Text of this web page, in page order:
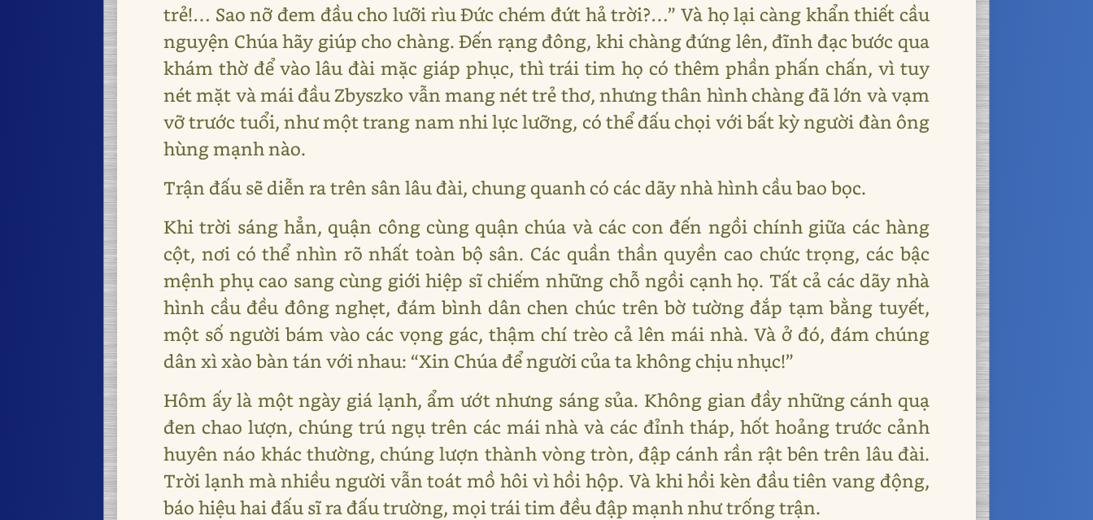
trẻ!… Sao nỡ đem đầu cho lưỡi rìu Đức chém đứt hả trời?…” Và họ lại càng khẩn thiết cầu
nguyện Chúa hãy giúp cho chàng. Đến rạng đông, khi chàng đứng lên, đĩnh đạc bước qua
khám thờ để vào lâu đài mặc giáp phục, thì trái tim họ có thêm phần phấn chấn, vì tuy
nét mặt và mái đầu Zbyszko vẫn mang nét trẻ thơ, nhưng thân hình chàng đã lớn và vạm
vỡ trước tuổi, như một trang nam nhi lực lưỡng, có thể đấu chọi với bất kỳ người đàn ông
hùng mạnh nào.
Trận đấu sẽ diễn ra trên sân lâu đài, chung quanh có các dãy nhà hình cầu bao bọc.
Khi trời sáng hẳn, quận công cùng quận chúa và các con đến ngồi chính giữa các hàng
cột, nơi có thể nhìn rõ nhất toàn bộ sân. Các quần thần quyền cao chức trọng, các bậc
mệnh phụ cao sang cùng giới hiệp sĩ chiếm những chỗ ngồi cạnh họ. Tất cả các dãy nhà
hình cầu đều đông nghẹt, đám bình dân chen chúc trên bờ tường đắp tạm bằng tuyết,
một số người bám vào các vọng gác, thậm chí trèo cả lên mái nhà. Và ở đó, đám chúng
dân xì xào bàn tán với nhau: “Xin Chúa để người của ta không chịu nhục!”
Hôm ấy là một ngày giá lạnh, ẩm ướt nhưng sáng sủa. Không gian đầy những cánh quạ
đen chao lượn, chúng trú ngụ trên các mái nhà và các đỉnh tháp, hốt hoảng trước cảnh
huyên náo khác thường, chúng lượn thành vòng tròn, đập cánh rần rật bên trên lâu đài.
Trời lạnh mà nhiều người vẫn toát mồ hôi vì hồi hộp. Và khi hồi kèn đầu tiên vang động,
báo hiệu hai đấu sĩ ra đấu trường, mọi trái tim đều đập mạnh như trống trận.